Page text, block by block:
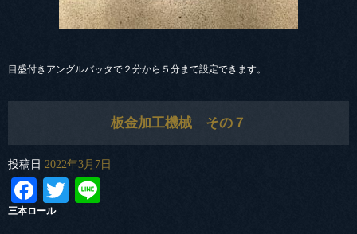
目盛付きアングルバッタで２分から５分まで設定できます。
板金加工機械 その７
投稿日 2022年3月7日
Facebook
Twitter
三本ロール